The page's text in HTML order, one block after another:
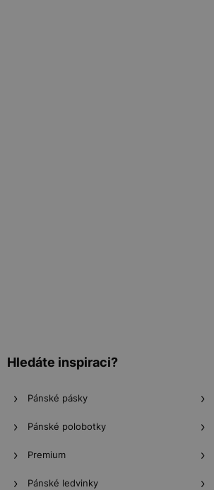
Hledáte inspiraci?
Pánské pásky
Pánské polobotky
Premium
Pánské ledvinky